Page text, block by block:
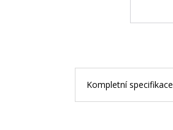
Kompletní specifikace